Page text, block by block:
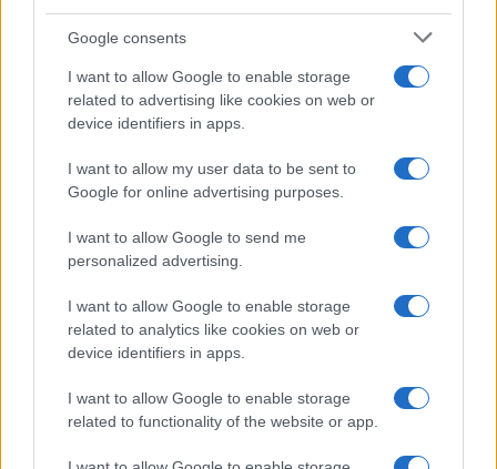
Google consents
I want to allow Google to enable storage
related to advertising like cookies on web or
device identifiers in apps.
I want to allow my user data to be sent to
Google for online advertising purposes.
I want to allow Google to send me
personalized advertising.
I want to allow Google to enable storage
related to analytics like cookies on web or
device identifiers in apps.
I want to allow Google to enable storage
related to functionality of the website or app.
Condividi l'articolo
F
a
ce
b
o
o
k
T
w
it
te
r
Pi
n
te
re
st
W
h
at
s
A
p
p
S
a
re
Articolo precedente
Prossimo articolo
Jovanotti, Gabry Ponte e Alfa: Olbia ombelico del